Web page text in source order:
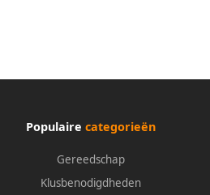
Populaire categorieën
Gereedschap
Klusbenodigdheden